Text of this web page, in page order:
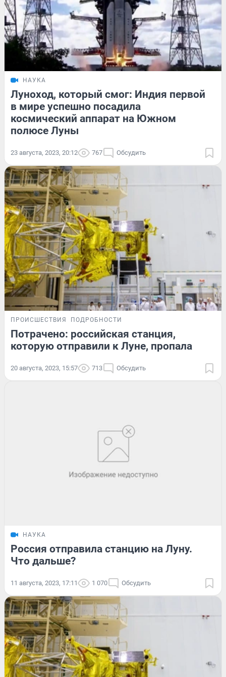
НАУКА
Луноход, который смог: Индия первой
в мире успешно посадила
космический аппарат на Южном
полюсе Луны
23 августа, 2023, 20:12 767 Обсудить
ПРОИСШЕСТВИЯ ПОДРОБНОСТИ
Потрачено: российская станция,
которую отправили к Луне, пропала
20 августа, 2023, 15:57 713 Обсудить
НАУКА
Россия отправила станцию на Луну.
Что дальше?
11 августа, 2023, 17:11 1 070 Обсудить